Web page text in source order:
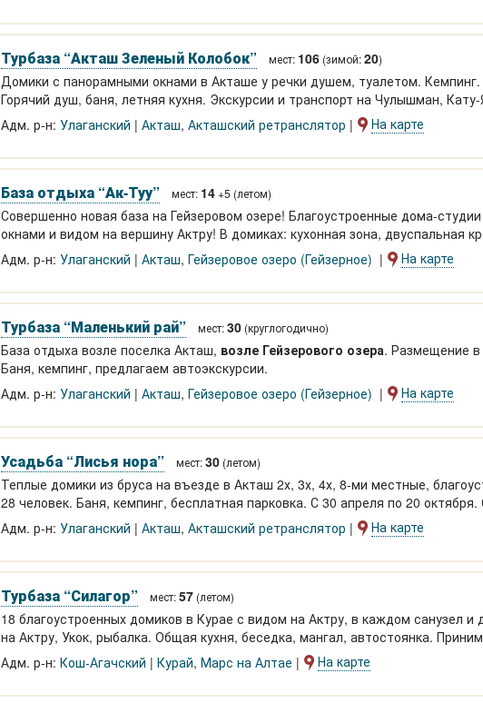
Турбаза “Акташ Зеленый Колобок” мест: 106 (зимой:20)
Домики с панорамными окнами в Акташе у речки душем, туалетом. Кемпинг. 788-789 км Чуйского тракта.
Горячий душ, баня, летняя кухня. Экскурсии и транспорт на Чулышман,
озера.
Адм. р-н: Улаганский Акташ, Акташский ретранслятор На карте
База отдыха “Ак-Туу” мест: 14+5 (летом)
Совершенно новая база на Гейзеровом озере! Благоустроенные дома-
окнами и видом на вершину Актру! В домиках: кухонная зона, двуспальная
раскладным диваном, ТВ
Адм. р-н: Улаганский Акташ, Гейзеровое озеро (Гейзерное) На карте
Турбаза “Маленький рай” мест:30 (круглогодично)
База отдыха возле поселка Акташ, возле Гейзерового озера. Размещение в
Баня, кемпинг, предлагаем автоэкскурсии.
Адм. р-н: Улаганский Акташ, Гейзеровое озеро (Гейзерное) На карте
Усадьба “Лисья нора” мест:30 (летом)
Теплые домики из бруса на въезде в Акташ 2х, 3х, 4х, 8-ми местные,
28 человек. Баня, кемпинг, бесплатная парковка. С 30 апреля по 20
Адм. р-н: Улаганский Акташ, Акташский ретранслятор На карте
Турбаза “Силагор” мест:57 (летом)
18 благоустроенных домиков в Курае с видом на Актру, в каждом санузел
на Актру, Укок, рыбалка. Общая кухня, беседка, мангал, автостоянка.
Адм. р-н: Кош-Агачский Курай, Марс на Алтае На карте